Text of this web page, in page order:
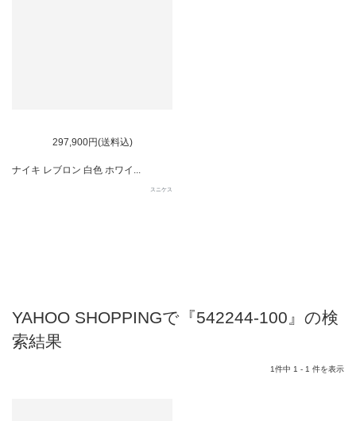
297,900円(送料込)
ナイキ レブロン 白色 ホワイ...
スニケス
YAHOO SHOPPINGで『542244-100』の検
索結果
1件中 1 - 1 件を表示